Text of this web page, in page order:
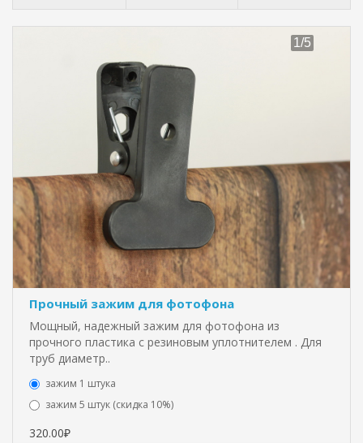
Прочный зажим для фотофона
Мощный, надежный зажим для фотофона из
прочного пластика с резиновым уплотнителем . Для
труб диаметр..
зажим 1 штука
зажим 5 штук (скидка 10%)
320.00₽